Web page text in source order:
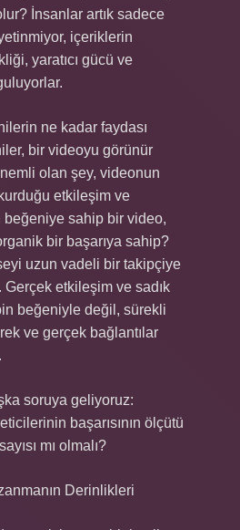
İnsanlar artık sadece
içeriklerin
yaratıcı gücü ve
ne kadar faydası
bir videoyu görünür
olan şey, videonun
etkileşim ve
sahip bir video,
bir başarıya sahip?
uzun vadeli bir takipçiye
etkileşim ve sadık
beğeniyle değil, sürekli
ve gerçek bağlantılar
soruya geliyoruz:
başarısının ölçütü
mı olmalı?
Derinlikleri